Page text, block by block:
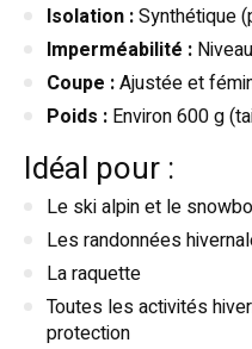
Isolation :Synthétique
Imperméabilité :
Coupe :Ajustée et
Poids : Environ 600 g
Idéal pour :
Le ski alpin et le
Les randonnées
La raquette
Toutes les activités
protection